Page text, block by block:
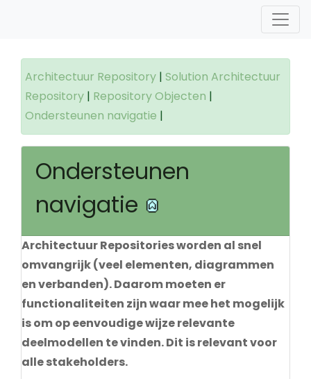
Architectuur Repository | Solution Architectuur
Repository | Repository Objecten |
Ondersteunen navigatie |
Ondersteunen
navigatie
Architectuur Repositories worden al snel
omvangrijk (veel elementen, diagrammen
en verbanden). Daarom moeten er
functionaliteiten zijn waar mee het mogelijk
is om op eenvoudige wijze relevante
deelmodellen te vinden. Dit is relevant voor
alle stakeholders.